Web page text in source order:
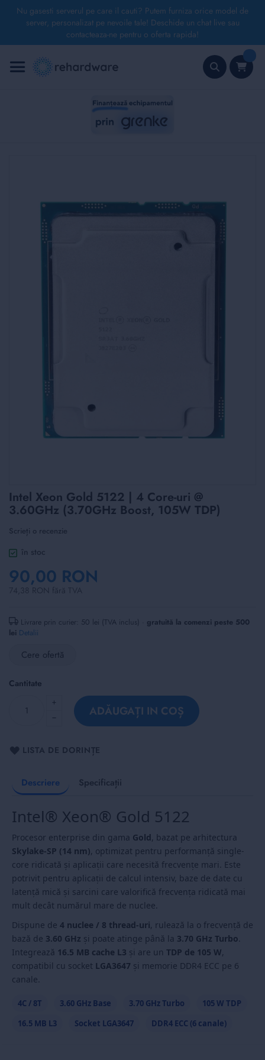
Nu gasesti serverul pe care il cauti? Putem furniza orice model de
server, personalizat pe nevoile tale! Deschide un chat live sau
contacteaza-ne pentru o oferta rapida!
la
Conținut
Skip
to
the
beginning
of
the
images
gallery
Intel Xeon Gold 5122 | 4 Core-uri @
3.60GHz (3.70GHz Boost, 105W TDP)
Scrieți o recenzie
în stoc
90,00 RON
Livrare prin curier: 50 lei (TVA inclus) · gratuită la comenzi peste 500
lei Detalii
Cere ofertă
Cantitate
ADĂUGAȚI IN COȘ
LISTA DE DORINȚE
Descriere Specificații
Intel® Xeon® Gold 5122
Procesor enterprise din gama Gold, bazat pe arhitectura
Skylake-SP (14 nm), optimizat pentru performanță single-
core ridicată și aplicații care necesită frecvențe mari. Este
potrivit pentru aplicații de calcul intensiv, baze de date cu
latență mică și sarcini care valorifică frecvența ridicată mai
mult decât numărul mare de nuclee.
Dispune de 4 nuclee / 8 thread-uri, rulează la o frecvență de
bază de 3.60 GHz și poate atinge până la 3.70 GHz Turbo.
Integrează 16.5 MB cache L3 și are un TDP de 105 W,
compatibil cu socket LGA3647 și memorie DDR4 ECC pe 6
canale.
4C / 8T 3.60 GHz Base 3.70 GHz Turbo
105 W TDP
16.5 MB L3
Socket LGA3647 DDR4 ECC (6 canale)